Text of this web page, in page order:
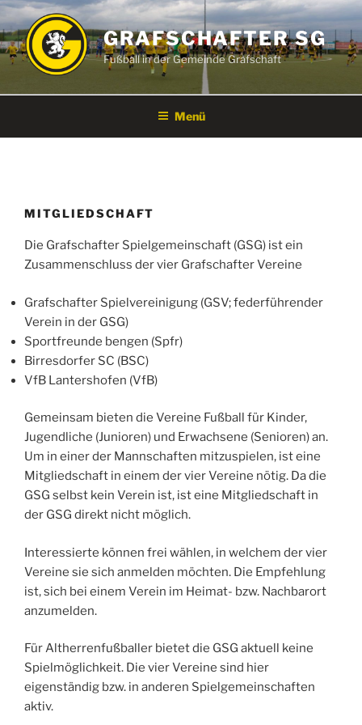
Zum
Inhalt
springen
GRAFSCHAFTER SG
Fußball in der Gemeinde Grafschaft
Menü
MITGLIEDSCHAFT
Die Grafschafter Spielgemeinschaft (GSG) ist ein
Zusammenschluss der vier Grafschafter Vereine
Grafschafter Spielvereinigung (GSV; federführender
Verein in der GSG)
Sportfreunde bengen (Spfr)
Birresdorfer SC (BSC)
VfB Lantershofen (VfB)
Gemeinsam bieten die Vereine Fußball für Kinder,
Jugendliche (Junioren) und Erwachsene (Senioren) an.
Um in einer der Mannschaften mitzuspielen, ist eine
Mitgliedschaft in einem der vier Vereine nötig. Da die
GSG selbst kein Verein ist, ist eine Mitgliedschaft in
der GSG direkt nicht möglich.
Interessierte können frei wählen, in welchem der vier
Vereine sie sich anmelden möchten. Die Empfehlung
ist, sich bei einem Verein im Heimat- bzw. Nachbarort
anzumelden.
Für Altherrenfußballer bietet die GSG aktuell keine
Spielmöglichkeit. Die vier Vereine sind hier
eigenständig bzw. in anderen Spielgemeinschaften
aktiv.